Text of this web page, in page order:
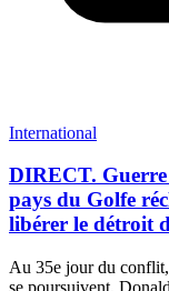
International
DIRECT.
pays du Golfe
libérer le détroit
Au 35e jour du conflit,
se poursuivent,